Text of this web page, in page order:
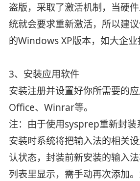
盗版，采取了激活机制，当硬
统就会要求重新激活，所以建
的Windows XP版本，如大企业
3、安装应用软件
安装注册并设置好你所需要的应
Office、Winrar等。
注：由于使用sysprep重新封装
安装时系统将把输入法的相关
认状态，封装前新安装的输入
列表里显示，需手动再次添加